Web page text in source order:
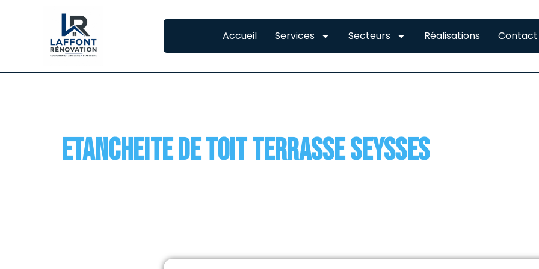
Accueil Services Secteurs Réalisations Contact
Etancheite de toit terrasse Seysses